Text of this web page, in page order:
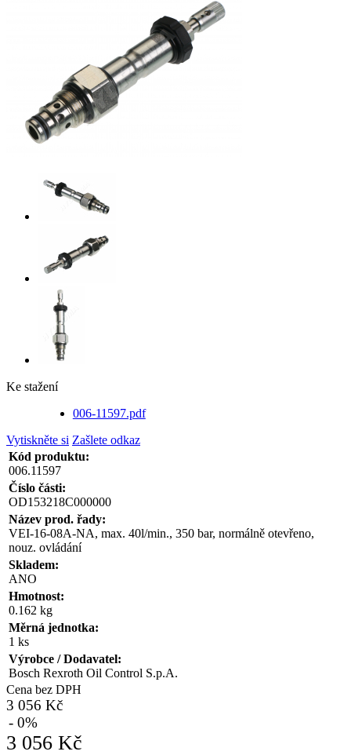
Ke stažení
006-11597.pdf
Vytiskněte si Zašlete odkaz
Kód produktu:
006.11597
Číslo části:
OD153218C000000
Název prod. řady:
VEI-16-08A-NA, max. 40l/min., 350 bar, normálně otevřeno,
nouz. ovládání
Skladem:
ANO
Hmotnost:
0.162 kg
Měrná jednotka:
1 ks
Výrobce / Dodavatel:
Bosch Rexroth Oil Control S.p.A.
Cena bez DPH
3 056 Kč
- 0%
3 056 Kč